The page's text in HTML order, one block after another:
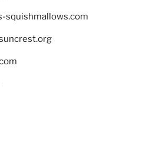
squishmallows.com